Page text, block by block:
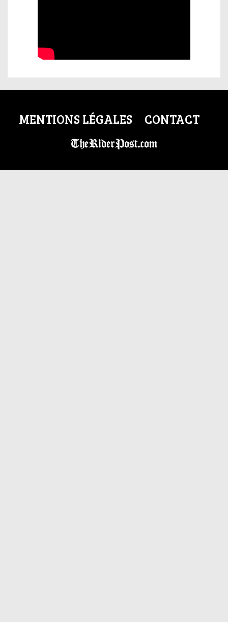
MENTIONS LÉGALES CONTACT